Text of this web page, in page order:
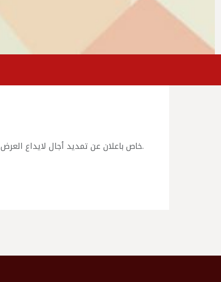
خاص باعلان عن تمديد أجال لايداع العرض الاستشارة رقم 18/من ع ا ب/2025 الخاصة بانجاز تحويل شبكة الغاز لتغذية المطعم و النادي و مدفاة.